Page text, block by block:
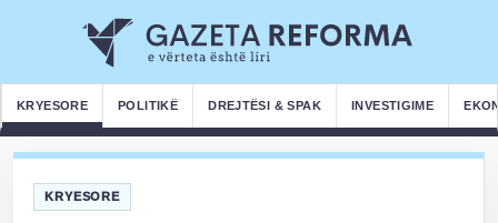
KRYESORE POLITIKË DREJTËSI & SPAK INVESTIGIME
KRYESORE